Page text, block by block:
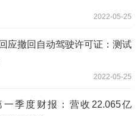
2022-05-25
应撤回自动驾驶许可证：测试
2022-05-25
一季度财报：营收22.065亿